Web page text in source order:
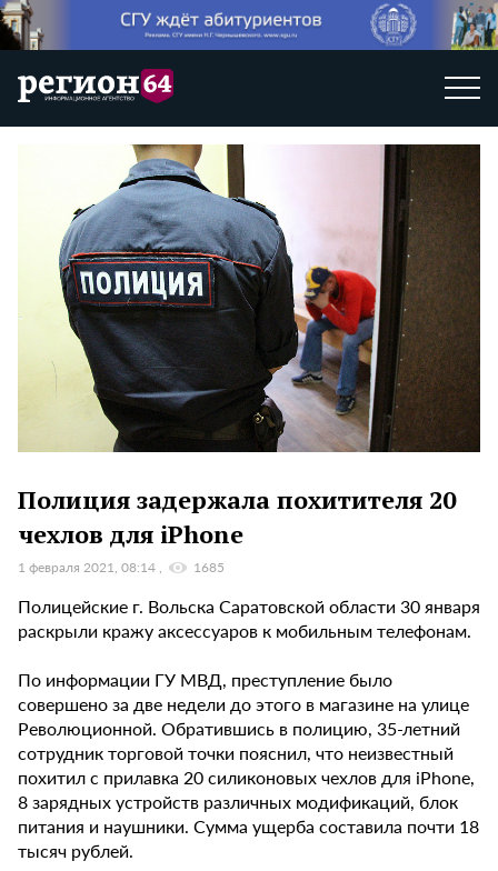
Полиция задержала похитителя 20
чехлов для iPhone
1 февраля 2021, 08:14 1685
Полицейские г. Вольска Саратовской области 30 января
раскрыли кражу аксессуаров к мобильным телефонам.
По информации ГУ МВД, преступление было
совершено за две недели до этого в магазине на улице
Революционной. Обратившись в полицию, 35-летний
сотрудник торговой точки пояснил, что неизвестный
похитил с прилавка 20 силиконовых чехлов для iPhone,
8 зарядных устройств различных модификаций, блок
питания и наушники. Сумма ущерба составила почти 18
тысяч рублей.